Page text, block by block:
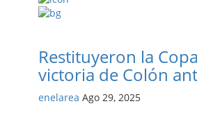
Restituyeron la
victoria de Colón
enelarea Ago 29, 2025